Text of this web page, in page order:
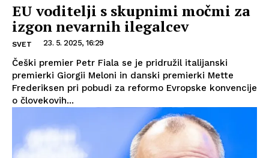
EU voditelji s skupnimi močmi za
izgon nevarnih ilegalcev
SVET 23. 5. 2025, 16:29
Češki premier Petr Fiala se je pridružil italijanski
premierki Giorgii Meloni in danski premierki Mette
Frederiksen pri pobudi za reformo Evropske konvencije
o človekovih...